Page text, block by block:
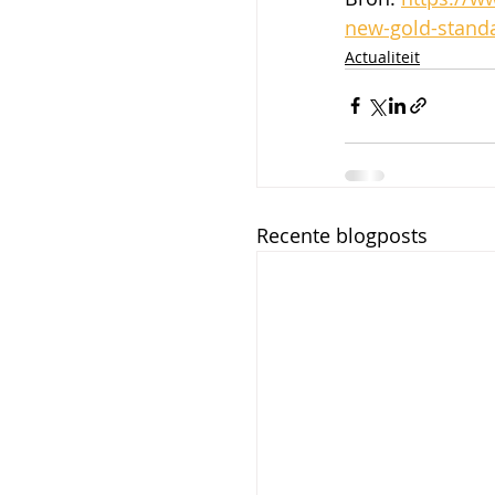
new-gold-
Actualiteit
Recente blogposts